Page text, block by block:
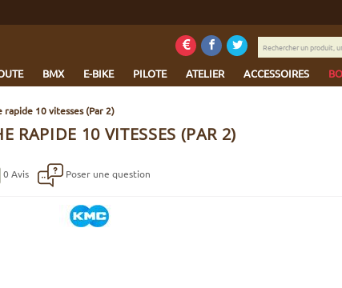
BMX E-BIKE PILOTE ATELIER ACCESSOIRES
Rechercher
un
une
marque...
rapide 10 vitesses (Par 2)
RAPIDE 10 VITESSES (PAR 2)
0 Avis Poser une question